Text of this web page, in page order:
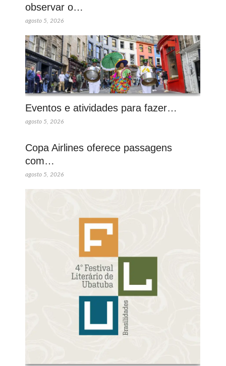
observar o…
agosto 5, 2026
Eventos e atividades para fazer…
agosto 5, 2026
Copa Airlines oferece passagens
com…
agosto 5, 2026